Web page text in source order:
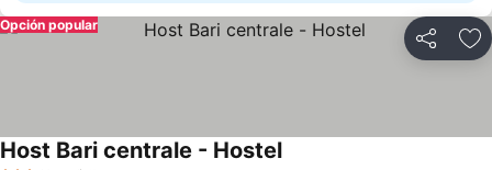
Compartir
Opción popular
Host Bari centrale - Hostel